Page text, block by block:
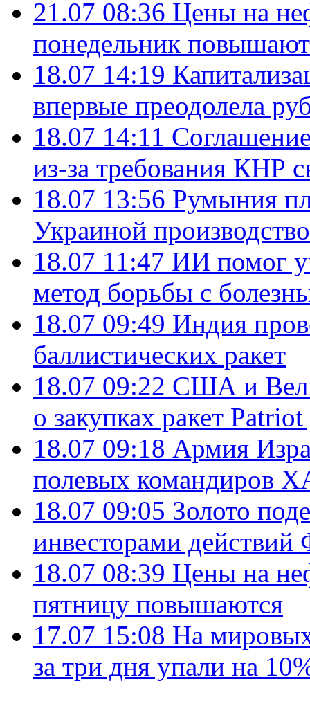
21.07 08:36 Цены на
понедельник
18.07 14:19
впервые преодолела
18.07 14:11
из-за требования КНР
18.07 13:56 Румыния
Украиной
18.07 11:47 ИИ помог
метод борьбы с
18.07 09:49 Индия
баллистических ракет
18.07 09:22 США и
о закупках ракет
18.07 09:18 Армия
полевых командиров
18.07 09:05 Золото
инвесторами
18.07 08:39 Цены на
пятницу повышаются
17.07 15:08 На
за три дня упали на